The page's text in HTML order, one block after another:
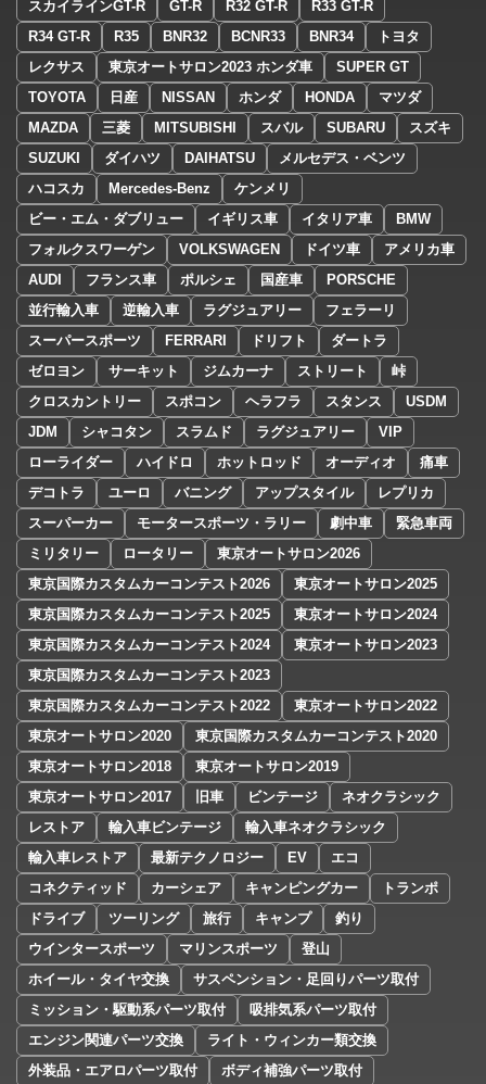
スカイラインGT-R GT-R R32 GT-R
R33 GT-R
R34 GT-R
R35 BNR32 BCNR33 BNR34
トヨタ
レクサス
東京オートサロン2023 ホンダ車
SUPER GT
TOYOTA
日産 NISSAN ホンダ HONDA
マツダ
MAZDA
三菱 MITSUBISHI スバル SUBARU
スズキ
SUZUKI
ダイハツ DAIHATSU
メルセデス・ベンツ
ハコスカ
Mercedes-Benz
ケンメリ
ビー・エム・ダブリュー
イギリス車 イタリア車
BMW
フォルクスワーゲン
VOLKSWAGEN ドイツ車
アメリカ車
AUDI
フランス車 ポルシェ 国産車
PORSCHE
並行輸入車
逆輸入車 ラグジュアリー
フェラーリ
スーパースポーツ
FERRARI ドリフト
ダートラ
ゼロヨン
サーキット ジムカーナ ストリート
峠
クロスカントリー
スポコン ヘラフラ スタンス
USDM
JDM
シャコタン スラムド ラグジュアリー
VIP
ローライダー
ハイドロ ホットロッド オーディオ
痛車
デコトラ
ユーロ バニング アップスタイル
レプリカ
スーパーカー
モータースポーツ・ラリー 劇中車
緊急車両
ミリタリー
ロータリー
東京オートサロン2026
東京国際カスタムカーコンテスト2026
東京オートサロン2025
東京国際カスタムカーコンテスト2025
東京オートサロン2024
東京国際カスタムカーコンテスト2024
東京オートサロン2023
東京国際カスタムカーコンテスト2023
東京国際カスタムカーコンテスト2022
東京オートサロン2022
東京オートサロン2020
東京国際カスタムカーコンテスト2020
東京オートサロン2018
東京オートサロン2019
東京オートサロン2017
旧車 ビンテージ
ネオクラシック
レストア
輸入車ビンテージ
輸入車ネオクラシック
輸入車レストア
最新テクノロジー EV
エコ
コネクティッド
カーシェア キャンピングカー
トランポ
ドライブ
ツーリング 旅行 キャンプ
釣り
ウインタースポーツ
マリンスポーツ
登山
ホイール・タイヤ交換
サスペンション・足回りパーツ取付
ミッション・駆動系パーツ取付
吸排気系パーツ取付
エンジン関連パーツ交換
ライト・ウィンカー類交換
外装品・エアロパーツ取付
ボディ補強パーツ取付